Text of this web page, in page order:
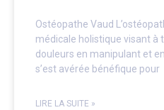
Ostéopathe Vaud
médicale holistique visant à
douleurs en manipulant et
s’est avérée bénéfique pour
LIRE LA SUITE »